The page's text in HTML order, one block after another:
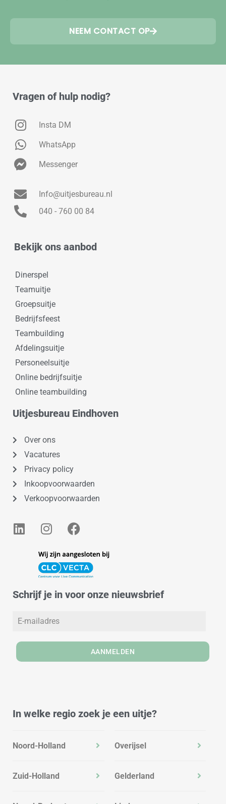
NEEM CONTACT OP
Vragen of hulp nodig?
Insta DM
WhatsApp
Messenger
Info@uitjesbureau.nl
040 - 760 00 84
Bekijk ons aanbod
Dinerspel
Teamuitje
Groepsuitje
Bedrijfsfeest
Teambuilding
Afdelingsuitje
Personeelsuitje
Online bedrijfsuitje
Online teambuilding
Uitjesbureau Eindhoven
Over ons
Vacatures
Privacy policy
Inkoopvoorwaarden
Verkoopvoorwaarden
L
i
i
I
n
t
a
r
m
F
a
e
b
o
Schrijf je in voor onze nieuwsbrief
AANMELDEN
In welke regio zoek je een uitje?
Noord-Holland
Zuid-Holland
Overijsel
Gelderland